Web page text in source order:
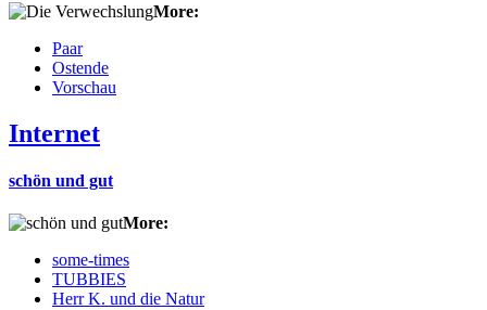
More:
Paar
Ostende
Vorschau
Internet
schön und gut
More:
some-times
TUBBIES
Herr K. und die Natur